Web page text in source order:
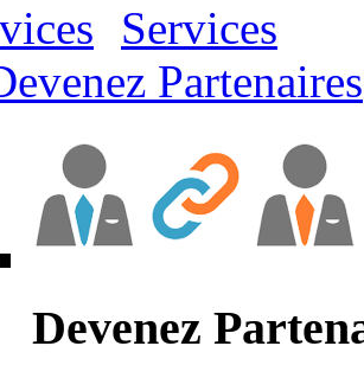
Services
Partenaires
Devenez